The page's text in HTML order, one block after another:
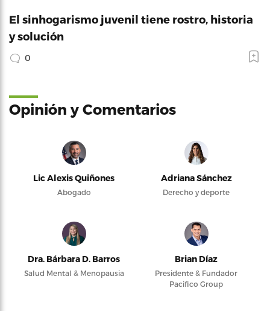
El sinhogarismo juvenil tiene rostro, historia
y solución
0
Opinión y Comentarios
Lic Alexis Quiñones
Abogado
Adriana Sánchez
Derecho y deporte
Dra. Bárbara D. Barros
Salud Mental & Menopausia
Brian Díaz
Presidente & Fundador
Pacifico Group